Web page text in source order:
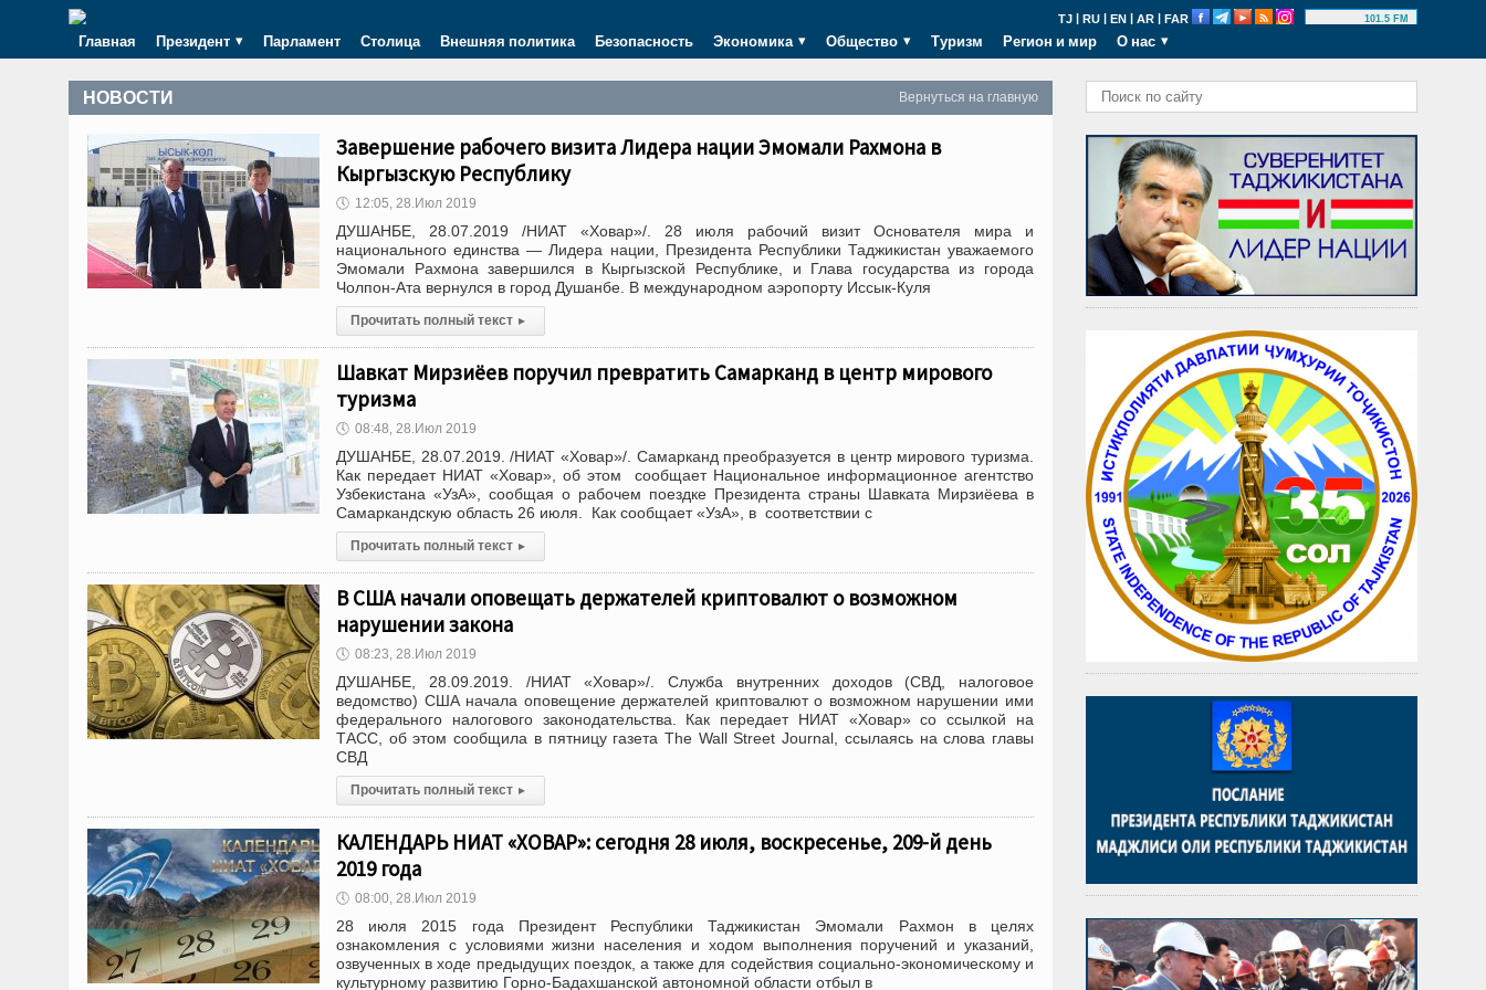
TJ | RU | EN | AR | FAR 101.5 FM
Главная Президент Парламент Столица Внешняя политика Безопасность Экономика Общество Туризм Регион и мир О нас
Вернуться на главную
НОВОСТИ
Завершение рабочего визита Лидера нации Эмомали Рахмона в
Кыргызскую Республику
🕔 12:05, 28.Июл 2019
ДУШАНБЕ, 28.07.2019 /НИАТ «Ховар»/. 28 июля рабочий визит Основателя мира и
национального единства — Лидера нации, Президента Республики Таджикистан уважаемого
Эмомали Рахмона завершился в Кыргызской Республике, и Глава государства из города
Чолпон-Ата вернулся в город Душанбе. В международном аэропорту Иссык-Куля
Прочитать полный текст ▸
Шавкат Мирзиёев поручил превратить Самарканд в центр мирового
туризма
🕔 08:48, 28.Июл 2019
ДУШАНБЕ, 28.07.2019. /НИАТ «Ховар»/. Самарканд преобразуется в центр мирового туризма.
Как передает НИАТ «Ховар», об этом сообщает Национальное информационное агентство
Узбекистана «УзА», сообщая о рабочем поездке Президента страны Шавката Мирзиёева в
Самаркандскую область 26 июля. Как сообщает «УзА», в соответствии с
Прочитать полный текст ▸
В США начали оповещать держателей криптовалют о возможном
нарушении закона
🕔 08:23, 28.Июл 2019
ДУШАНБЕ, 28.09.2019. /НИАТ «Ховар»/. Служба внутренних доходов (СВД, налоговое
ведомство) США начала оповещение держателей криптовалют о возможном нарушении ими
федерального налогового законодательства. Как передает НИАТ «Ховар» со ссылкой на
ТАСС, об этом сообщила в пятницу газета The Wall Street Journal, ссылаясь на слова главы
СВД
Прочитать полный текст ▸
КАЛЕНДАРЬ НИАТ «ХОВАР»: сегодня 28 июля, воскресенье, 209-й день
2019 года
🕔 08:00, 28.Июл 2019
28 июля 2015 года Президент Республики Таджикистан Эмомали Рахмон в целях
ознакомления с условиями жизни населения и ходом выполнения поручений и указаний,
озвученных в ходе предыдущих поездок, а также для содействия социально-экономическому и
культурному развитию Горно-Бадахшанской автономной области отбыл в